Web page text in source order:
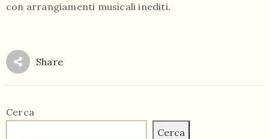
con arrangiamenti musicali inediti.
Share
Cerca
Cerca